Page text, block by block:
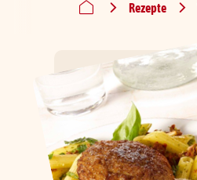
Produkte
Rezepte
Marke
Nachhaltigkeit
Rezepte